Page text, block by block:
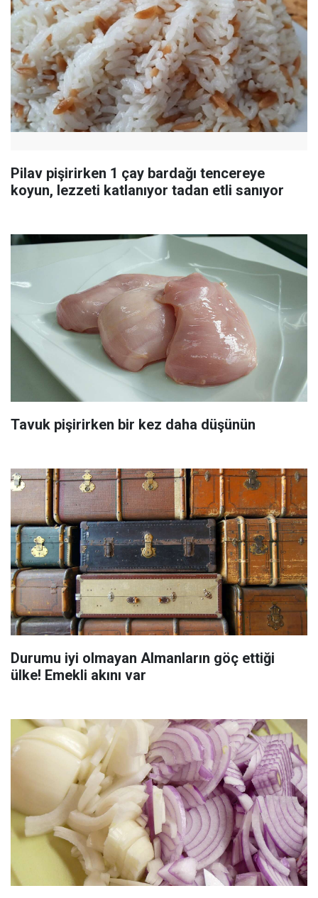
Pilav pişirirken 1 çay bardağı tencereye
koyun, lezzeti katlanıyor tadan etli sanıyor
Tavuk pişirirken bir kez daha düşünün
Durumu iyi olmayan Almanların göç ettiği
ülke! Emekli akını var